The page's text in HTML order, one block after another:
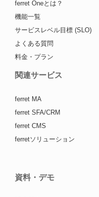
ferret Oneとは？
機能一覧
サービスレベル目標 (SLO)
よくある質問
料金・プラン
関連サービス
ferret MA
ferret SFA/CRM
ferret CMS
ferretソリューション
資料・デモ